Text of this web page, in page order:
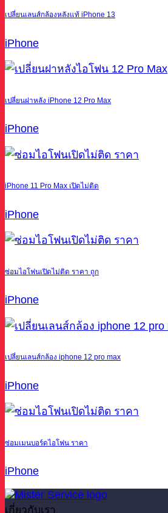
เปลี่ยนเลนส์กล้องหลังแท้ iPhone 13
iPhone
เปลี่ยนฝาหลัง iPhone 12 Pro Max
iPhone
iPhone 11 Pro Max เปิดไม่ติด
iPhone
ซ่อมไอโฟนเปิดไม่ติด ราคา ถูก
iPhone
เปลี่ยนเลนส์กล้อง iphone 12 pro max
iPhone
ซ่อมเมนบอร์ดไอโฟน ราคา
iPhone
เกี่ยวกับเรา